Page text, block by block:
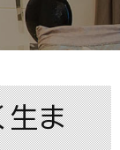
生ま